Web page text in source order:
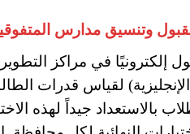
وتنسيق مدارس المتفوقين 2025-
لقياس قدرات
بالاستعداد جيداً لهذه